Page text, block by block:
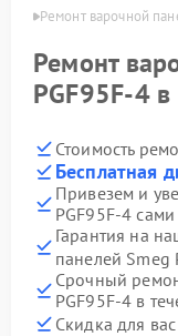
Ремонт варочной
Ремонт
PGF95F-4 в
Стоимость
Бесплатная
Привезем и
PGF95F-4 сами
Гарантия на
панелей Smeg
Срочный
PGF95F-4 в
Скидка для